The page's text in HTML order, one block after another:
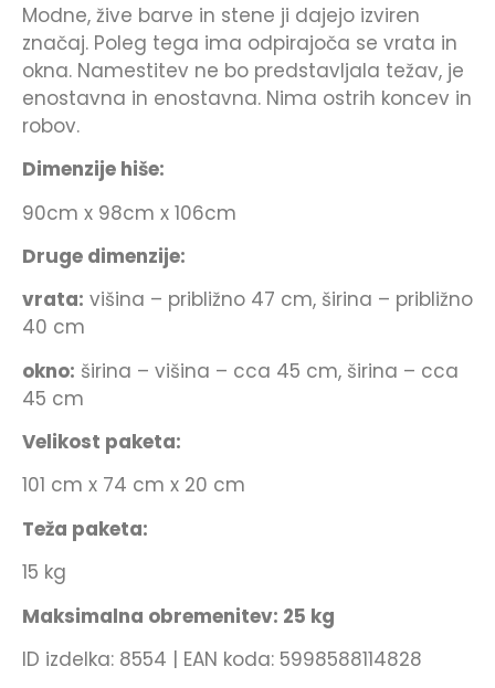
Modne, žive barve in stene ji dajejo izviren
značaj. Poleg tega ima odpirajoča se vrata in
okna. Namestitev ne bo predstavljala težav, je
enostavna in enostavna. Nima ostrih koncev in
robov.
Dimenzije hiše:
90cm x 98cm x 106cm
Druge dimenzije:
vrata: višina – približno 47 cm, širina – približno
40 cm
okno: širina – višina – cca 45 cm, širina – cca
45 cm
Velikost paketa:
101 cm x 74 cm x 20 cm
Teža paketa:
15 kg
Maksimalna obremenitev: 25 kg
ID izdelka: 8554 | EAN koda: 5998588114828